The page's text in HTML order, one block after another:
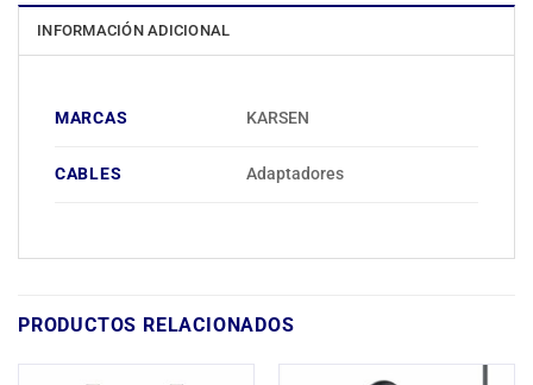
INFORMACIÓN ADICIONAL
MARCAS KARSEN
CABLES Adaptadores
PRODUCTOS RELACIONADOS